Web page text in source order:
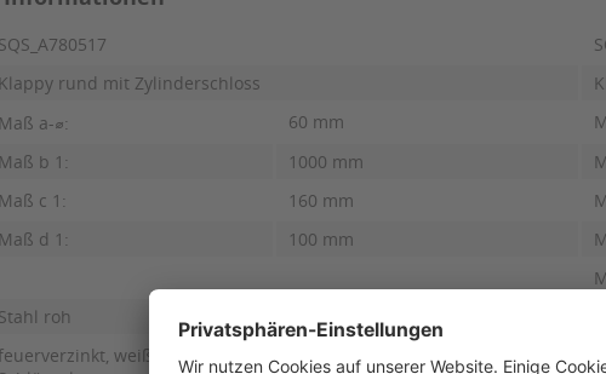
SQS_A780517
Klappy rund mit Zylinderschloss
Maß a-⌀:
60 mm
Maß b 1:
1000 mm
Maß c 1:
160 mm
Maß d 1:
100 mm
Stahl roh
weiß kunststoffbeschichtet mit zwei roten, reflektierenden